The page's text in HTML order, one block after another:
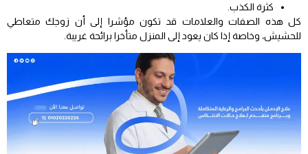
كثرة الكذب.
كل هذه الصفات والعلامات قد تكون مؤشرا إلى أن زوجك متعاطي
للحشيش، وخاصة إذا كان يعود إلى المنزل متأخرا برائحة غريبة.